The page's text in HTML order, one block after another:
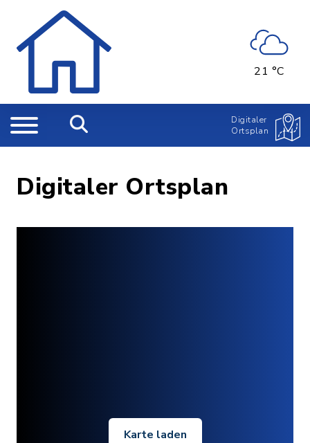
21 °C
Digitaler
Ortsplan
Digitaler Ortsplan
Karte laden